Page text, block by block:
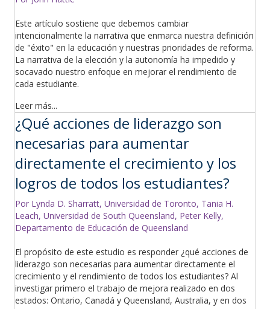
Este artículo sostiene que debemos cambiar
intencionalmente la narrativa que enmarca nuestra definición
de "éxito" en la educación y nuestras prioridades de reforma.
La narrativa de la elección y la autonomía ha impedido y
socavado nuestro enfoque en mejorar el rendimiento de
cada estudiante.
Leer más...
¿Qué acciones de liderazgo son
necesarias para aumentar
directamente el crecimiento y los
logros de todos los estudiantes?
Por Lynda D. Sharratt, Universidad de Toronto, Tania H.
Leach, Universidad de South Queensland, Peter Kelly,
Departamento de Educación de Queensland
El propósito de este estudio es responder ¿qué acciones de
liderazgo son necesarias para aumentar directamente el
crecimiento y el rendimiento de todos los estudiantes? Al
investigar primero el trabajo de mejora realizado en dos
estados: Ontario, Canadá y Queensland, Australia, y en dos